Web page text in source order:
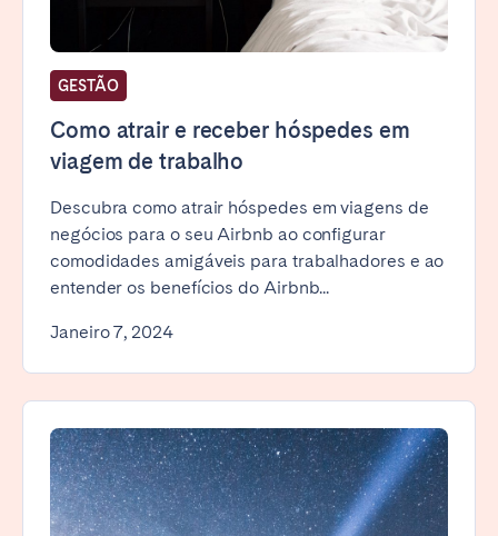
GESTÃO
Como atrair e receber hóspedes em
viagem de trabalho
Descubra como atrair hóspedes em viagens de
negócios para o seu Airbnb ao configurar
comodidades amigáveis para trabalhadores e ao
entender os benefícios do Airbnb...
Janeiro 7, 2024